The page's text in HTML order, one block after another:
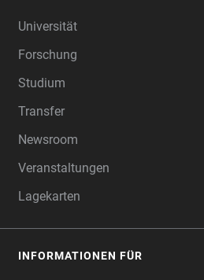
Universität
Forschung
Studium
Transfer
Newsroom
Veranstaltungen
Lagekarten
INFORMATIONEN FÜR